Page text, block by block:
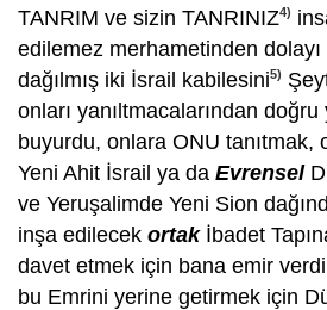
TANRIM ve sizin TANRINIZ4)
edilemez merhametinden
dağılmış iki İsrail kabilesini5)
onları yanıltmacalarından
buyurdu, onlara ONU tanıtmak,
Yeni Ahit İsrail ya da Evrensel
ve Yeruşalimde Yeni Sion
inşa edilecek ortakİbadet
davet etmek için bana emir
bu Emrini yerine getirmek için